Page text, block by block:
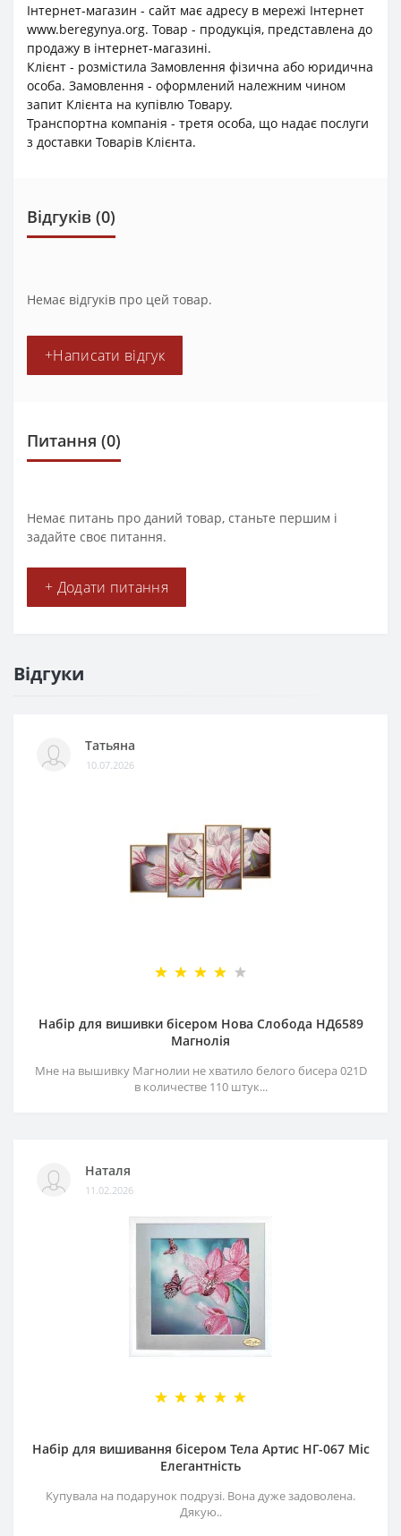
Інтернет-магазин - сайт має адресу в мережі Інтернет
www.beregynya.org. Товар - продукція, представлена до
продажу в інтернет-магазині.
Клієнт - розмістила Замовлення фізична або юридична
особа. Замовлення - оформлений належним чином
запит Клієнта на купівлю Товару.
Транспортна компанія - третя особа, що надає послуги
з доставки Товарів Клієнта.
Відгуків (0)
Немає відгуків про цей товар.
+Написати відгук
Питання (0)
Немає питань про даний товар, станьте першим і
задайте своє питання.
+ Додати питання
Відгуки
Татьяна
10.07.2026
Набір для вишивки бісером Нова Слобода НД6589
Магнолія
Мне на вышивку Магнолии не хватило белого бисера 021D
в количестве 110 штук...
Наталя
11.02.2026
Набір для вишивання бісером Тела Артис НГ-067 Міс
Елегантність
Купувала на подарунок подрузі. Вона дуже задоволена.
Дякую..